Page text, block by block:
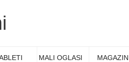
MALI OGLASI MAGAZIN